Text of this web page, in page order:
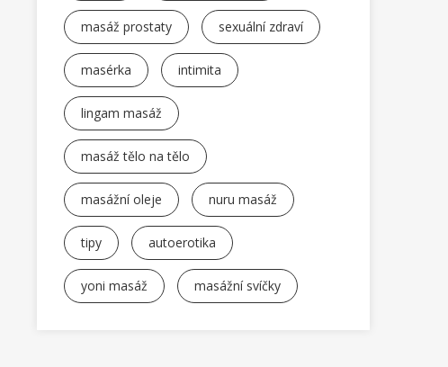
masáž prostaty sexuální zdraví
masérka intimita
lingam masáž
masáž tělo na tělo
masážní oleje nuru masáž
tipy autoerotika
yoni masáž masážní svíčky